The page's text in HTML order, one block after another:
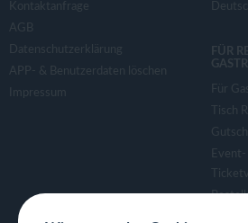
Kontaktanfrage
AGB
Datenschutzerklärung
APP- & Benutzerdaten löschen
Impressum
FÜR
Für
Tisch